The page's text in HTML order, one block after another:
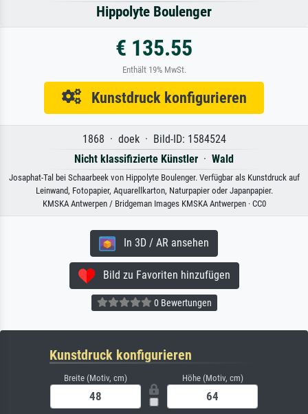
Hippolyte Boulenger
€ 135.55
Enthält 19% MwSt.
Kunstdruck konfigurieren
1868 · doek · Bild-ID: 1584524
Nicht klassifizierte Künstler · Wald
Josaphat-Tal bei Schaarbeek von Hippolyte Boulenger. Verfügbar als Kunstdruck auf
Leinwand, Fotopapier, Aquarellkarton, Naturpapier oder Japanpapier.
KMSKA Antwerpen / Bridgeman Images KMSKA Antwerpen · CC0
In 3D / AR ansehen
Bild zu Favoriten hinzufügen
0 Bewertungen
Kunstdruck konfigurieren
Breite (Motiv, cm) Höhe (Motiv, cm)